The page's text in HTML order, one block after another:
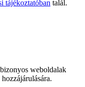
tájékoztatóban talál.
weboldalak